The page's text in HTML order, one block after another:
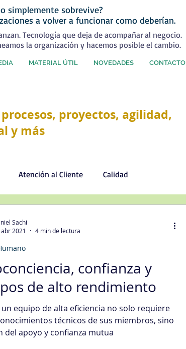
simplemente sobrevive?
a volver a funcionar como deberían.
Tecnología que deja de acompañar al negocio.
la organización y hacemos posible el cambio.
MATERIAL ÚTIL NOVEDADES CONTACTO
proyectos, agilidad,
y más
Atención al Cliente Calidad
del Cliente
Inteligencia artificial
de Servicio Satisfacción al Cliente
confianza y
de alto rendimiento
equipo de alta eficiencia no solo requiere
técnicos de sus miembros, sino
del apoyo y confianza mutua
Sachi
abr 2021
4 min de lectura